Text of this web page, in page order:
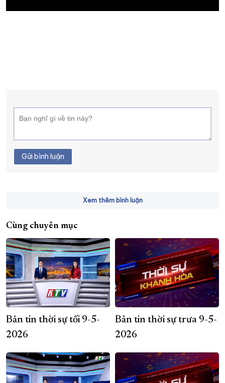
Gửi bình luận
Xem thêm bình luận
Cùng chuyên mục
Bản tin thời sự tối 9-5-
2026
Bản tin thời sự trưa 9-5-
2026